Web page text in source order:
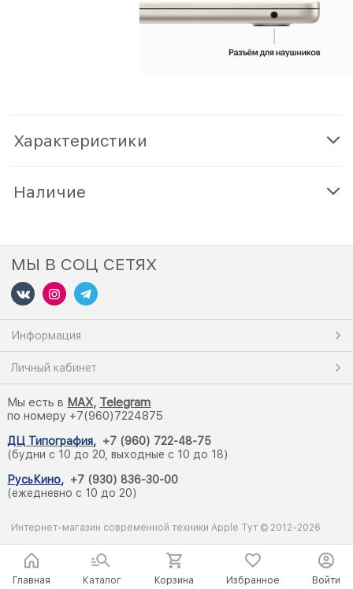
Характеристики
Наличие
МЫ В СОЦ СЕТЯХ
Информация
Личный кабинет
Мы есть в MAX, Telegram
по номеру +7(960)7224875
ДЦ Типография, +7 (960) 722-48-75
(будни с 10 до 20, выходные с 10 до 18)
РусьКино, +7 (930) 836-30-00
(ежедневно с 10 до 20)
Интернет-магазин современной техники Apple Тут © 2012-2026
Главная Каталог Корзина Избранное Войти